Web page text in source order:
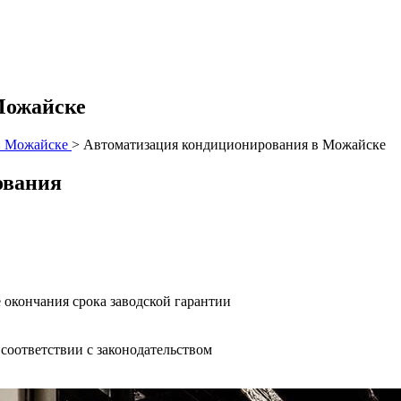
Можайске > Автоматизация кондиционирования в Можайске
срока заводской гарантии
с законодательством